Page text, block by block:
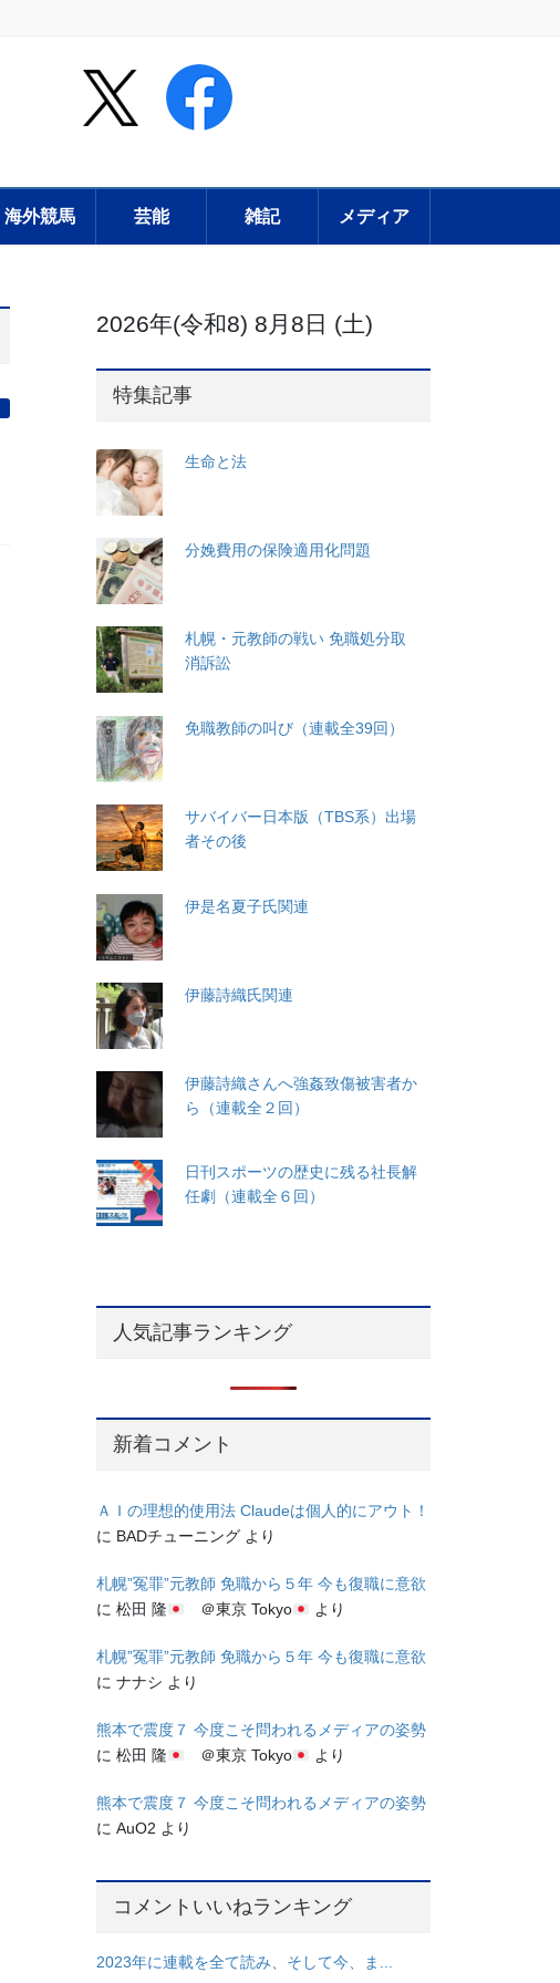
海外競馬 芸能 雑記 メディア
2026年(令和8) 8月8日 (土)
特集記事
生命と法
分娩費用の保険適用化問題
札幌・元教師の戦い 免職処分取
消訴訟
免職教師の叫び（連載全39回）
サバイバー日本版（TBS系）出場
者その後
伊是名夏子氏関連
伊藤詩織氏関連
伊藤詩織さんへ強姦致傷被害者か
ら（連載全２回）
日刊スポーツの歴史に残る社長解
任劇（連載全６回）
人気記事ランキング
新着コメント
ＡＩの理想的使用法 Claudeは個人的にアウト！
に BADチューニング より
札幌”冤罪”元教師 免職から５年 今も復職に意欲
に松田 隆 ＠東京 Tokyo より
札幌”冤罪”元教師 免職から５年 今も復職に意欲
にナナシ より
熊本で震度７ 今度こそ問われるメディアの姿勢
に松田 隆 ＠東京 Tokyo より
熊本で震度７ 今度こそ問われるメディアの姿勢
にAuO2 より
コメントいいねランキング
2023年に連載を全て読み、そして今、ま...